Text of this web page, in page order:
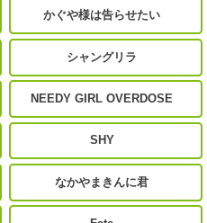
かぐや様は告らせたい
シャングリラ
NEEDY GIRL OVERDOSE
SHY
なかやまきんに君